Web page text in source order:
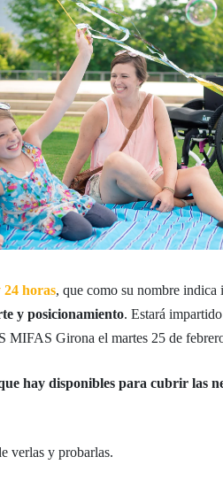
24 horas, que como su nombre indica
y posicionamiento. Estará
MIFAS Girona el martes 25 de
hay disponibles para cubrir las
verlas y probarlas.